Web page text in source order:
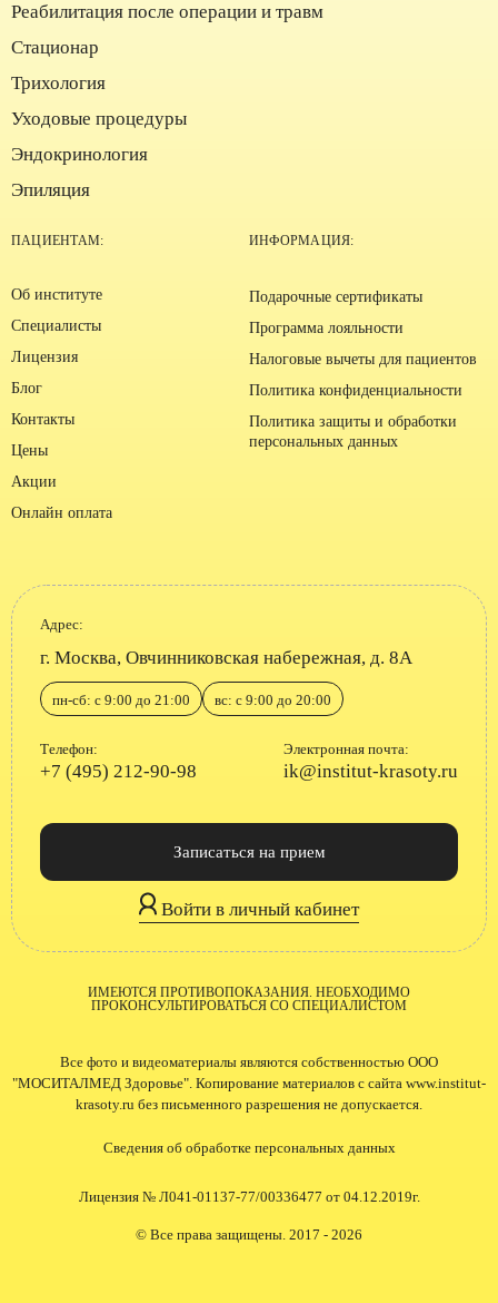
Реабилитация после операции и травм
Стационар
Трихология
Уходовые процедуры
Эндокринология
Эпиляция
ПАЦИЕНТАМ:
Об институте
Специалисты
Лицензия
Блог
Контакты
Цены
Акции
Онлайн оплата
ИНФОРМАЦИЯ:
Подарочные сертификаты
Программа лояльности
Налоговые вычеты для пациентов
Политика конфиденциальности
Политика защиты и обработки
персональных данных
ИМЕЮТСЯ ПРОТИВОПОКАЗАНИЯ. НЕОБХОДИМО
ПРОКОНСУЛЬТИРОВАТЬСЯ СО СПЕЦИАЛИСТОМ
Все фото и видеоматериалы являются собственностью ООО
"МОСИТАЛМЕД Здоровье". Копирование материалов с сайта www.institut-
krasoty.ru без письменного разрешения не допускается.
Сведения об обработке персональных данных
Лицензия № Л041-01137-77/00336477 от 04.12.2019г.
© Все права защищены. 2017 - 2026
Адрес:
г. Москва, Овчинниковская набережная, д. 8А
пн-сб: с 9:00 до 21:00 вс: с 9:00 до 20:00
Телефон:
+7 (495) 212-90-98
Электронная почта:
ik@institut-krasoty.ru
Записаться на прием
Войти в личный кабинет